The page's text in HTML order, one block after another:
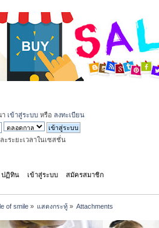
า เข้าสู่ระบบ หรือ ลงทะเบียน
ะระยะเวลาในเซสชั่น
ปฏิทิน เข้าสู่ระบบ สมัครสมาชิก
of smile» แสดงกระทู้» Attachments